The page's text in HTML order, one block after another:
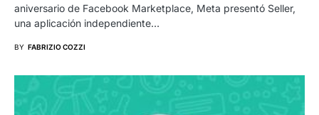
aniversario de Facebook Marketplace, Meta presentó Seller,
una aplicación independiente…
BY FABRIZIO COZZI